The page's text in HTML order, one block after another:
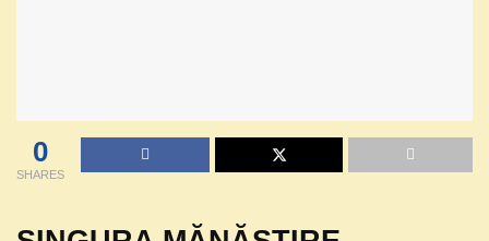
0
SHARES